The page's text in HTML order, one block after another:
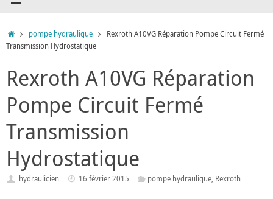
Accueilpompe hydraulique
Rexroth A10VG Réparation Pompe Circuit Fermé
Transmission Hydrostatique
Rexroth A10VG Réparation
Pompe Circuit Fermé
Transmission
Hydrostatique
hydraulicien 16 février 2015 pompe hydraulique, Rexroth